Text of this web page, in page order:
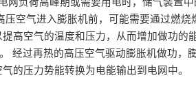
压空气进入膨胀机前，可能需要通过燃烧
高空气的温度和压力，从而增加做功的
经过再热的高压空气驱动膨胀机做功，
的压力势能转换为电能输出到电网中‌。